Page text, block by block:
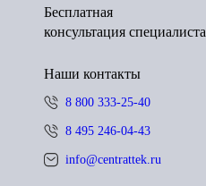
Бесплатная
консультация специалиста
Наши контакты
8 800 333-25-40
8 495 246-04-43
info@centrattek.ru